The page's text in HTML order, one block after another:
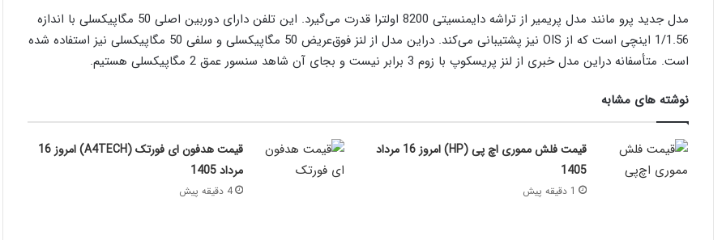
مدل جدید پرو مانند مدل پریمیر از تراشه دایمنسیتی 8200 اولترا قدرت می‌گیرد. این تلفن دارای دوربین اصلی 50 مگاپیکسلی با اندازه
1/1.56 اینچی است که از OIS نیز پشتیبانی می‌کند. دراین مدل از لنز فوق‌عریض 50 مگاپیکسلی و سلفی 50 مگاپیکسلی نیز استفاده شده
است. متأسفانه دراین مدل خبری از لنز پریسکوپ با زوم 3 برابر نیست و بجای آن شاهد سنسور عمق 2 مگاپیکسلی هستیم.
نوشته های مشابه
قیمت فلش مموری اچ‌ پی (HP) امروز 16 مرداد
1405
1 دقیقه پیش
قیمت هدفون ای فورتک (A4TECH) امروز 16
مرداد 1405
4 دقیقه پیش